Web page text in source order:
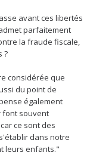
avant ces libertés
parfaitement
la fraude fiscale,
?
considérée que
du point de
également
font souvent
ce sont des
dans notre
leurs enfants."